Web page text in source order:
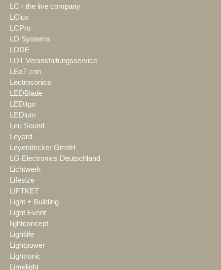
LC - the live company
LClux
LCPro
LD Systems
LDDE
LDT Veranstaltungsservice
LEaT con
Lectrosonics
LEDBlade
LEDitgo
LEDium
Leu Sound
Leyard
Leyendecker GmbH
LG Electronics Deutschland
Lichtwerk
Lifesize
LIFTKET
Light + Building
Light Event
lightconcept
Lightlife
Lightpower
Lightronic
Limelight